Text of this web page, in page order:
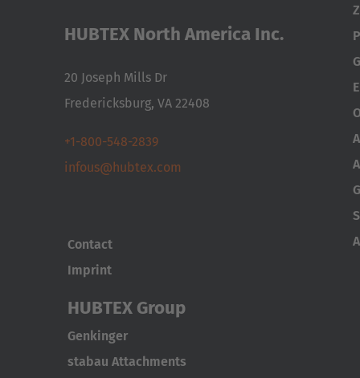
HUBTEX North America Inc.
20 Joseph Mills Dr
Fredericksburg, VA 22408
+1-800-548-2839
infous@hubtex.com
Contact
Imprint
HUBTEX Group
Genkinger
stabau Attachments